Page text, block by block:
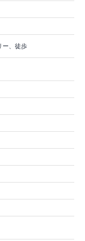
ー、徒歩